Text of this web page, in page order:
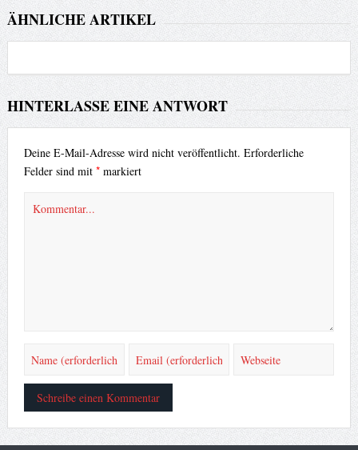
ÄHNLICHE ARTIKEL
HINTERLASSE EINE ANTWORT
Deine E-Mail-Adresse wird nicht veröffentlicht. Erforderliche
Felder sind mit *markiert